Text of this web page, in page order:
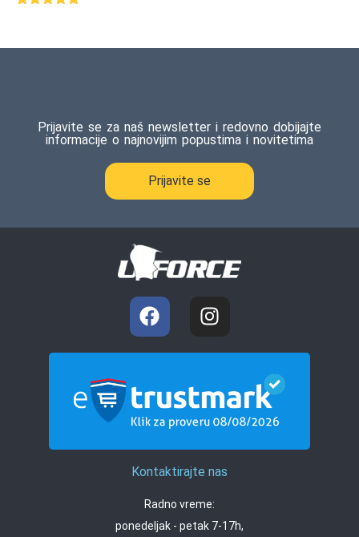
ocene
Prijavite se za naš newsletter i redovno dobijajte
informacije o najnovijim popustima i novitetima
Prijavite se
Kontaktirajte nas
Radno vreme:
ponedeljak - petak 7-17h,